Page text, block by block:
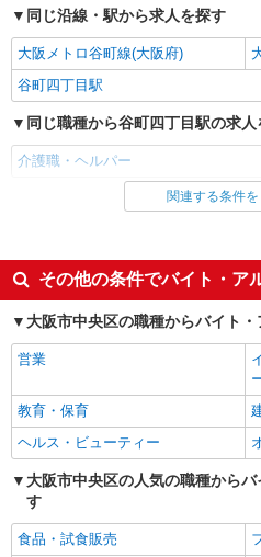
同じ沿線・駅から求人を探す
大阪メトロ谷町線(大阪府)
谷町四丁目駅
同じ職種から谷町四丁目駅の求人
介護職・ヘルパー
同じ雇用形態から谷町四丁目駅の
同じ特徴から谷町四丁目駅の求人
入社日応相談
経験者・有資格者歓迎
フリーター歓迎
ブランクOK
エルダー（50代～）活躍中
高収入・高額
昇給あり
関連する条件
その他の条件でバイト・ア
大阪市中央区の職種からバイト
営業
教育・保育
ヘルス・ビューティー
大阪市中央区の人気の職種から
す
食品・試食販売